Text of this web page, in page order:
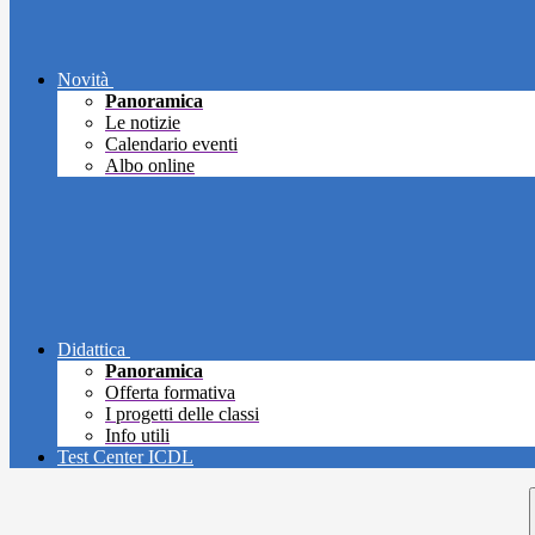
Novità
Panoramica
Le notizie
Calendario eventi
Albo online
Didattica
Panoramica
Offerta formativa
I progetti delle classi
Info utili
Test Center ICDL